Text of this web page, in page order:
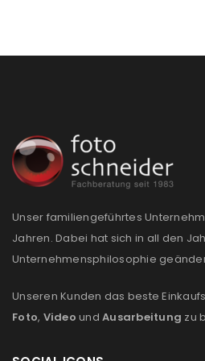
ANMELDEN
REGISTRIEREN
E-Mail-Adresse*
Unser familiengeführtes
Jahren. Dabei hat sich in all den
Unternehmensphilosophie
Unseren Kunden das beste
Foto, Video und Ausarbeitung zu